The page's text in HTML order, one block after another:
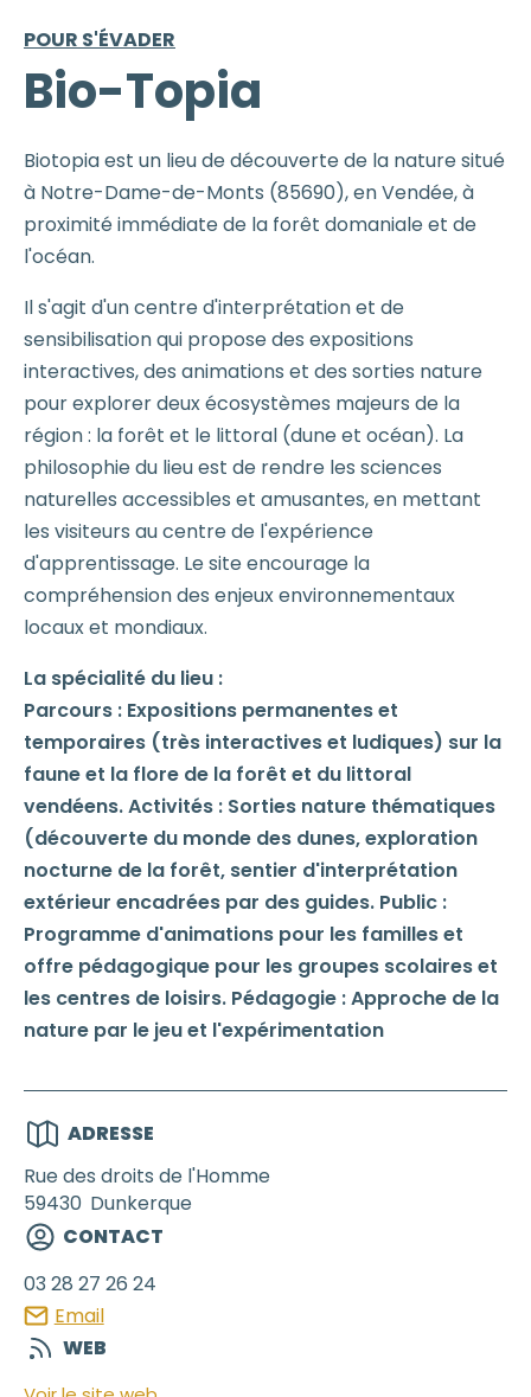
POUR S'ÉVADER
Bio-Topia
Biotopia est un lieu de découverte de la nature situé
à Notre-Dame-de-Monts (85690), en Vendée, à
proximité immédiate de la forêt domaniale et de
l'océan.
Il s'agit d'un centre d'interprétation et de
sensibilisation qui propose des expositions
interactives, des animations et des sorties nature
pour explorer deux écosystèmes majeurs de la
région : la forêt et le littoral (dune et océan). La
philosophie du lieu est de rendre les sciences
naturelles accessibles et amusantes, en mettant
les visiteurs au centre de l'expérience
d'apprentissage. Le site encourage la
compréhension des enjeux environnementaux
locaux et mondiaux.
La spécialité du lieu :
Parcours : Expositions permanentes et
temporaires (très interactives et ludiques) sur la
faune et la flore de la forêt et du littoral
vendéens. Activités : Sorties nature thématiques
(découverte du monde des dunes, exploration
nocturne de la forêt, sentier d'interprétation
extérieur encadrées par des guides. Public :
Programme d'animations pour les familles et
offre pédagogique pour les groupes scolaires et
les centres de loisirs. Pédagogie : Approche de la
nature par le jeu et l'expérimentation
ADRESSE
Rue des droits de l'Homme
59430 Dunkerque
CONTACT
03 28 27 26 24
Email
WEB